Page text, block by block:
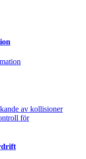
av kollisioner
för